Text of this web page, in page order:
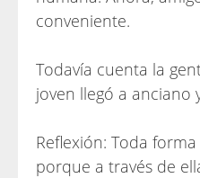
conveniente.
Todavía cuenta la
joven llegó a anciano
Reflexión: Toda
porque a través de